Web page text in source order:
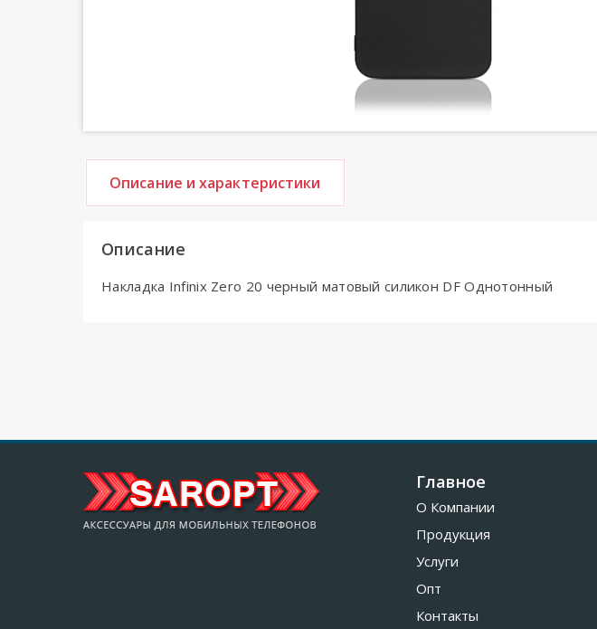
Описание и характеристики
Описание
Накладка Infinix Zero 20 черный матовый силикон DF Однотонный
Главное
О Компании
Продукция
Услуги
Опт
Контакты